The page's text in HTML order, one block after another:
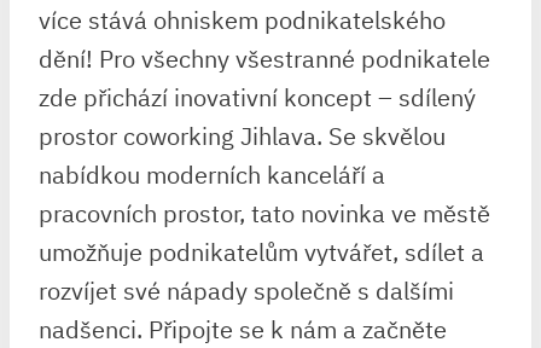
více stává ohniskem podnikatelského
dění! Pro všechny všestranné podnikatele
zde přichází inovativní koncept – sdílený
prostor coworking Jihlava. Se skvělou
nabídkou moderních kanceláří a
pracovních prostor, tato novinka ve městě
umožňuje podnikatelům vytvářet, sdílet a
rozvíjet své nápady společně s dalšími
nadšenci. Připojte se k nám a začněte